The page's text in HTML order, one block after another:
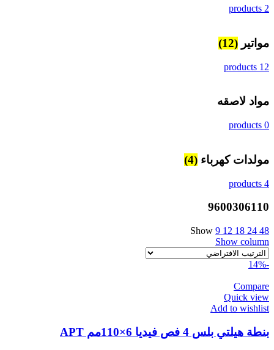
2 products
مواتير (12)
12 products
مواد لاصقه
0 products
مولدات كهرباء (4)
4 products
9600306110
Show 9 12 18 24 48
Show column
-14%
Compare
Quick view
Add to wishlist
بنطة هيلتي بلس 4 فص فيديا 6×110مم APT